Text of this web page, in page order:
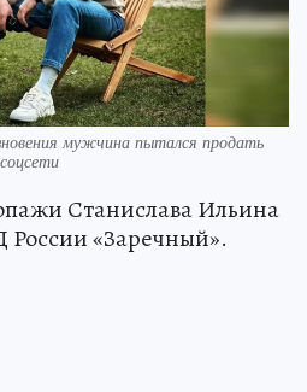
мужчина пытался продать
Станислава Ильина
«Заречный».